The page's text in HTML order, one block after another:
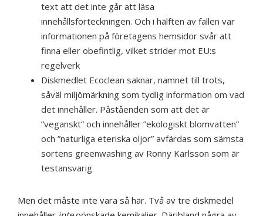
text att det inte går att läsa
innehållsförteckningen. Och i hälften av fallen var
informationen på företagens hemsidor svår att
finna eller obefintlig, vilket strider mot EU:s
regelverk
Diskmedlet Ecoclean saknar, namnet till trots,
såväl miljömärkning som tydlig information om vad
det innehåller. Påståenden som att det är
”veganskt” och innehåller ”ekologiskt blomvatten”
och ”naturliga eteriska oljor” avfärdas som sämsta
sortens greenwashing av Ronny Karlsson som är
testansvarig
Men det måste inte vara så här. Två av tre diskmedel